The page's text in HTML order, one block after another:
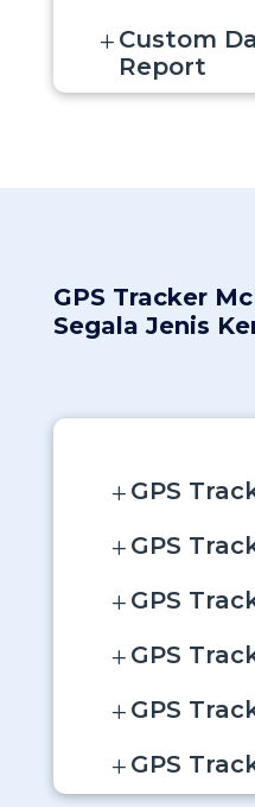
L Custom
Report
GPS Tracker
Segala Jenis
L GPS
L GPS
L GPS
L GPS
L GPS
L GPS